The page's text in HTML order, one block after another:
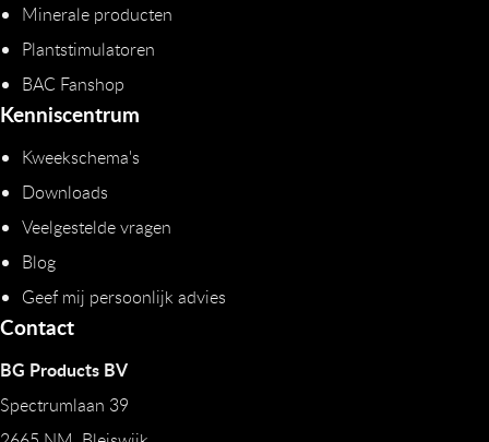
Minerale producten
Plantstimulatoren
BAC Fanshop
Kenniscentrum
Kweekschema's
Downloads
Veelgestelde vragen
Blog
Geef mij persoonlijk advies
Contact
BG Products BV
Spectrumlaan 39